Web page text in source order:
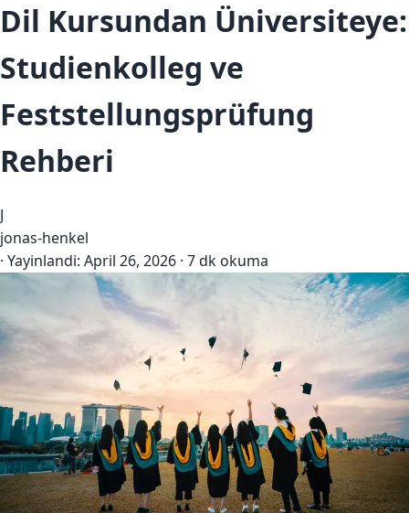
Dil Kursundan Üniversiteye:
Studienkolleg ve
Feststellungsprüfung
Rehberi
J
jonas-henkel
· Yayinlandi: April 26, 2026 · 7 dk okuma